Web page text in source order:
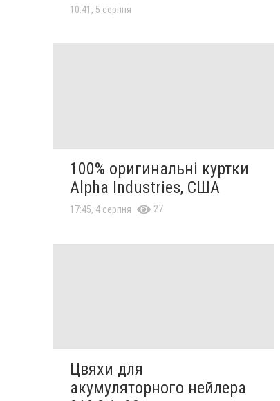
10:41, 5 серпня
100% оригинальні куртки
Alpha Industries, США
17:45, 4 серпня 27
Цвяхи для
акумуляторного нейлера